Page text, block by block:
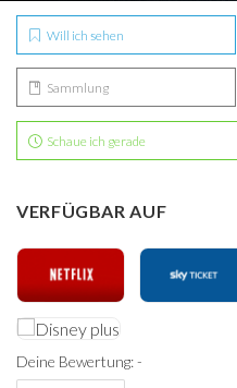
Will ich sehen
Sammlung
Schaue ich gerade
VERFÜGBAR AUF
Deine Bewertung: -